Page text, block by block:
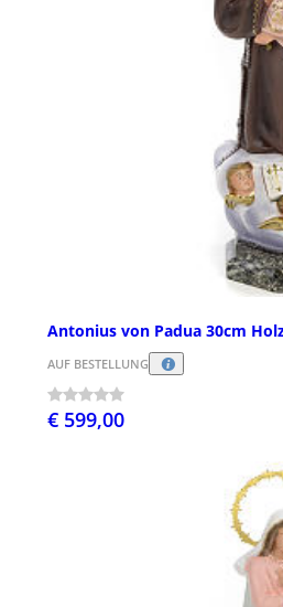
Antonius von Padua 30cm
AUF BESTELLUNG
€ 599,00